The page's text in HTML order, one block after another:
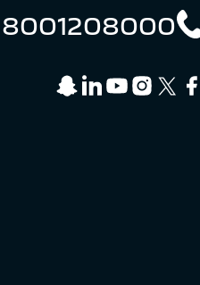
8001208000